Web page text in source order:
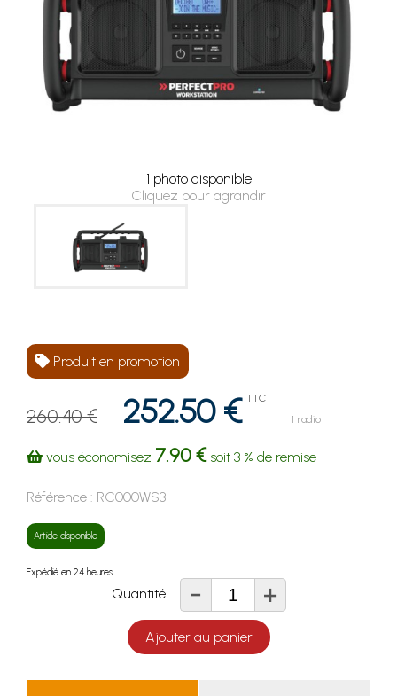
1 photo disponible
Cliquez pour agrandir
Produit en promotion
260.40 € 252.50 € TTC
1 radio
vous économisez 7.90 €soit 3 % de remise
Référence : RC000WS3
Article disponible
Expédié en 24 heures
Quantité - +
Ajouter au panier